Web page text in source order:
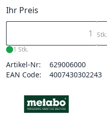
Ihr Preis
Stk.
1 Stk.
Artikel-Nr:
629006000
EAN Code:
4007430302243